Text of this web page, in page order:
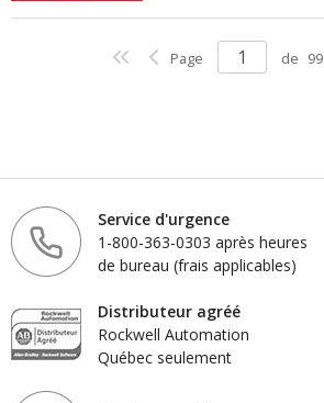
Page de 99
Service d'urgence
1-800-363-0303 après heures
de bureau (frais applicables)
Distributeur agréé
Rockwell Automation
Québec seulement